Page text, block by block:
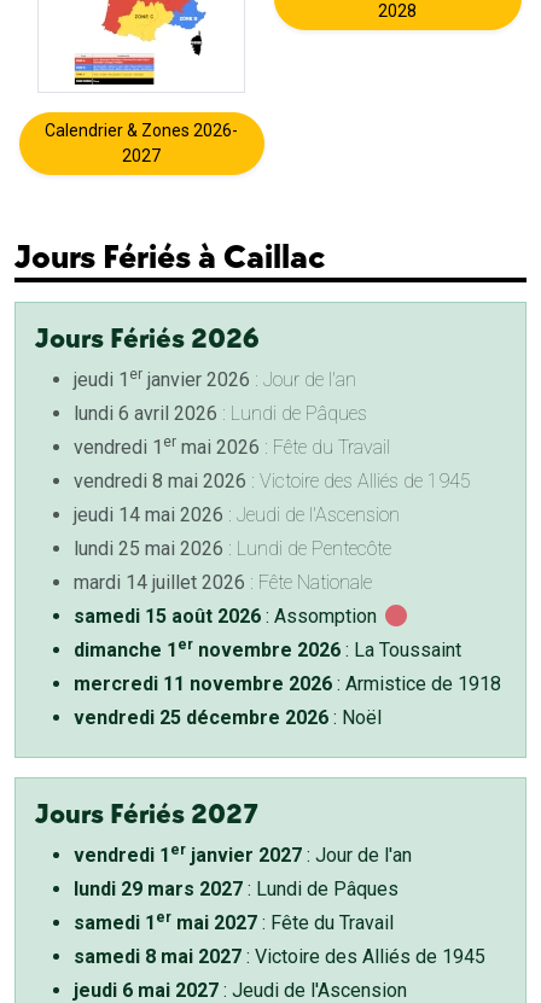
Calendrier & Zones 2026-
2027
2028
Jours Fériés à Caillac
Jours Fériés 2026
jeudi 1 er janvier 2026 : Jour de l'an
lundi 6 avril 2026 : Lundi de Pâques
vendredi 1 er mai 2026 : Fête du Travail
vendredi 8 mai 2026 : Victoire des Alliés de 1945
jeudi 14 mai 2026 : Jeudi de l'Ascension
lundi 25 mai 2026 : Lundi de Pentecôte
mardi 14 juillet 2026 : Fête Nationale
samedi 15 août 2026 : Assomption
dimanche 1 er novembre 2026 : La Toussaint
mercredi 11 novembre 2026 : Armistice de 1918
vendredi 25 décembre 2026 : Noël
Jours Fériés 2027
vendredi 1 er janvier 2027 : Jour de l'an
lundi 29 mars 2027 : Lundi de Pâques
samedi 1 er mai 2027 : Fête du Travail
samedi 8 mai 2027 : Victoire des Alliés de 1945
jeudi 6 mai 2027 : Jeudi de l'Ascension